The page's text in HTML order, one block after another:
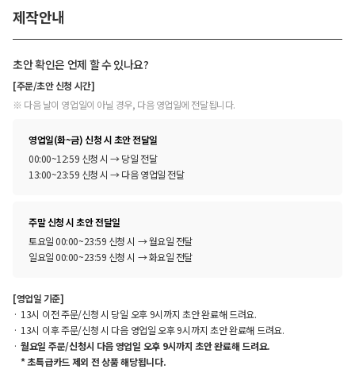
제작안내
초안 확인은 언제 할 수 있나요?
[주문/초안 신청 시간]
※ 다음 날이 영업일이 아닐 경우, 다음 영업일에 전달됩니다.
영업일(화~금) 신청 시 초안 전달일
00:00~12:59 신청 시 → 당일 전달
13:00~23:59 신청 시 → 다음 영업일 전달
주말 신청 시 초안 전달일
토요일 00:00~23:59 신청 시 → 월요일 전달
일요일 00:00~23:59 신청 시 → 화요일 전달
[영업일 기준]
13시 이전 주문/신청 시 당일 오후 9시까지 초안 완료해 드려요.
13시 이후 주문/신청 시 다음 영업일 오후 9시까지 초안 완료해 드려요.
월요일 주문/신청시 다음 영업일 오후 9시까지 초안 완료해 드려요.
* 초특급카드 제외 전 상품 해당됩니다.